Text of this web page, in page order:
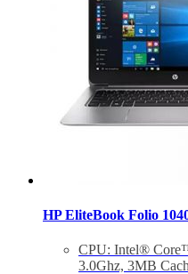
CPU: Intel®
3.0Ghz, 3MB